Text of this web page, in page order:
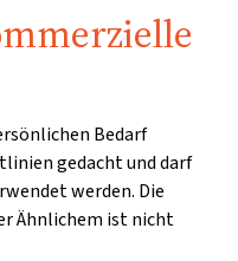
Bedarf
gedacht und darf
werden. Die
Ähnlichem ist nicht